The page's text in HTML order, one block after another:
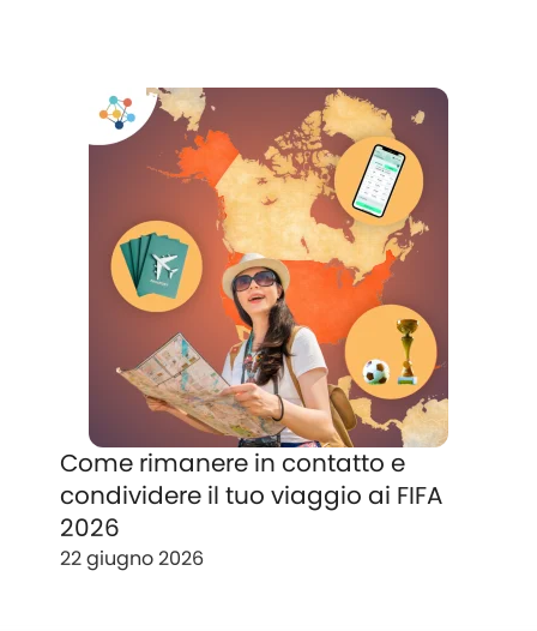
Come rimanere in contatto e
condividere il tuo viaggio ai FIFA
2026
22 giugno 2026